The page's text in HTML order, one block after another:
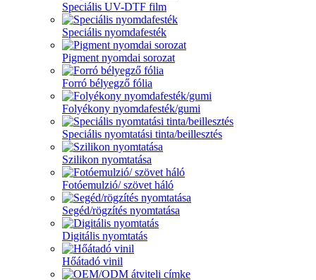
Speciális UV-DTF film
Speciális nyomdafesték
Pigment nyomdai sorozat
Forró bélyegző fólia
Folyékony nyomdafesték/gumi
Speciális nyomtatási tinta/beillesztés
Szilikon nyomtatása
Fotóemulzió/ szövet háló
Segéd/rögzítés nyomtatása
Digitális nyomtatás
Hőátadó vinil